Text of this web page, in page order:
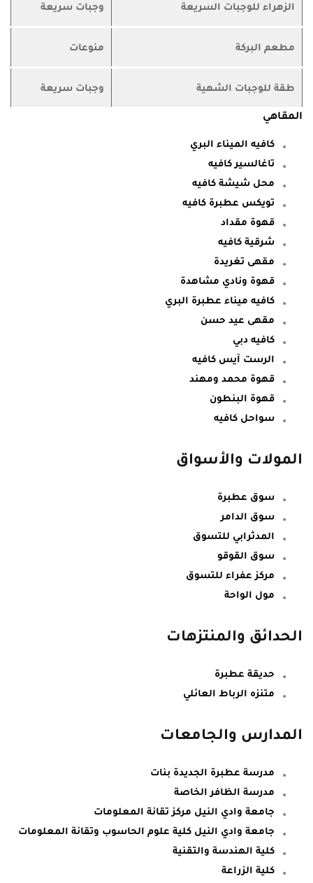
الزهراء للوجبات السريعة وجبات سريعة
مطعم البركة منوعات
طقة للوجبات الشهية وجبات سريعة
المقاهي
كافيه الميناء البري
تاغالسير كافيه
محل شيشة كافيه
تويكس عطبرة كافيه
قهوة مقداد
شرقية كافيه
مقهى تغريدة
قهوة ونادي مشاهدة
كافيه ميناء عطبرة البري
مقهى عيد حسن
كافيه دبي
الرست آيس كافيه
قهوة محمد ومهند
قهوة البنطون
سواحل كافيه
المولات والأسواق
سوق عطبرة
سوق الدامر
المدثرابي للتسوق
سوق القوقو
مركز عفراء للتسوق
مول الواحة
الحدائق والمنتزهات
حديقة عطبرة
متنزه الرباط العائلي
المدارس والجامعات
مدرسة عطبرة الجديدة بنات
مدرسة الظافر الخاصة
جامعة وادي النيل مركز تقانة المعلومات
جامعة وادي النيل كلية علوم الحاسوب وتقانة المعلومات
كلية الهندسة والتقنية
كلية الزراعة